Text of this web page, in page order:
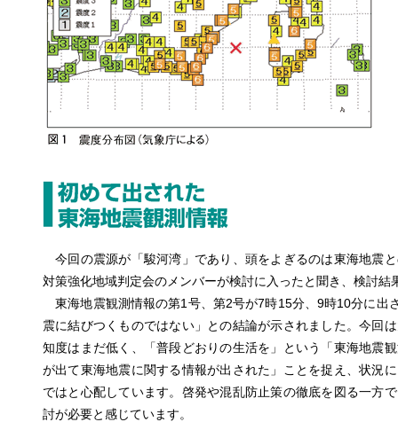
今回の震源が「駿河湾」であり、頭をよぎるのは東海地震
対策強化地域判定会のメンバーが検討に入ったと聞き、検討
東海地震観測情報の第1号、第2号が7時15分、9時10分に出
震に結びつくものではない」との結論が示されました。今回
知度はまだ低く、「普段どおりの生活を」という「東海地震
が出て東海地震に関する情報が出された」ことを捉え、状況
ではと心配しています。啓発や混乱防止策の徹底を図る一方
討が必要と感じています。